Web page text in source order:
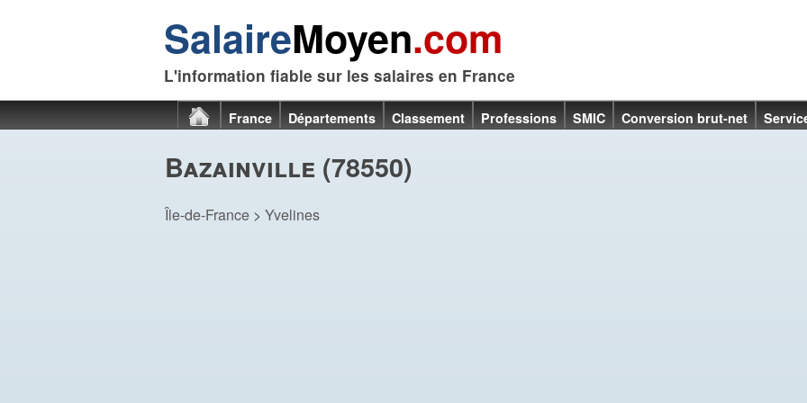
SalaireMoyen.com
L'information fiable sur les salaires en France
France Départements Classement Professions SMIC Conversion brut-net
Bazainville (78550)
Île-de-France > Yvelines